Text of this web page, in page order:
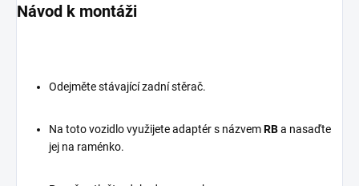
Návod k montáži
Odejměte stávající zadní stěrač.
Na toto vozidlo využijete adaptér s názvemRBa nasaďte
jej na raménko.